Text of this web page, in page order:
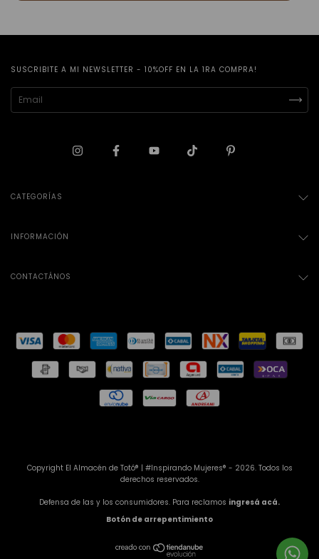
SUSCRIBITE A MI NEWSLETTER - 10%OFF EN LA 1RA COMPRA!
CATEGORÍAS
INFORMACIÓN
CONTACTÁNOS
Copyright El Almacén de Totó® | #Inspirando Mujeres® - 2026. Todos los
derechos reservados.
Defensa de las y los consumidores. Para reclamos ingresá acá.
Botón de arrepentimiento